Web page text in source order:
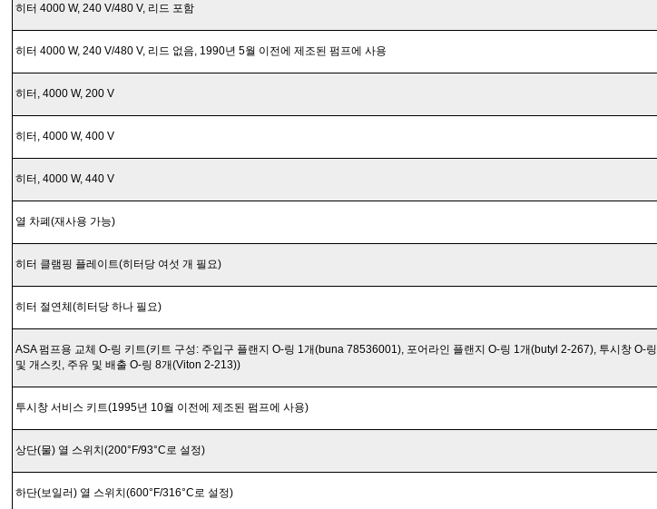
히터 4000 W, 240 V/480 V, 리드 포함
히터 4000 W, 240 V/480 V, 리드 없음, 1990년 5월 이전에 제조된 펌프에 사용
히터, 4000 W, 200 V
히터, 4000 W, 400 V
히터, 4000 W, 440 V
열 차폐(재사용 가능)
히터 클램핑 플레이트(히터당 여섯 개 필요)
히터 절연체(히터당 하나 필요)
ASA 펌프용 교체 O-링 키트(키트 구성: 주입구 플랜지 O-링 1개(buna 78536001), 포어라인 플랜지 O-링 1개(butyl 2-267), 투시창 O-링
및 개스킷, 주유 및 배출 O-링 8개(Viton 2-213))
투시창 서비스 키트(1995년 10월 이전에 제조된 펌프에 사용)
상단(물) 열 스위치(200°F/93°C로 설정)
하단(보일러) 열 스위치(600°F/316°C로 설정)